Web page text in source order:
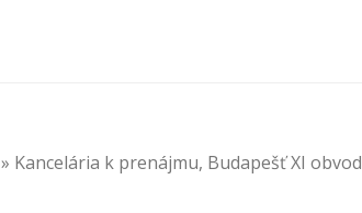
» Kancelária k prenájmu, Budapešť XI obvod